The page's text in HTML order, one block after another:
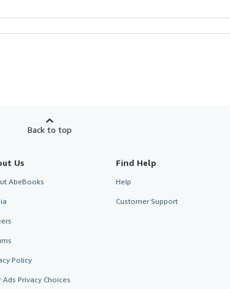
Back to top
Us
AbeBooks
Policy
Ads Privacy Choices
Find Help
Help
Customer Support